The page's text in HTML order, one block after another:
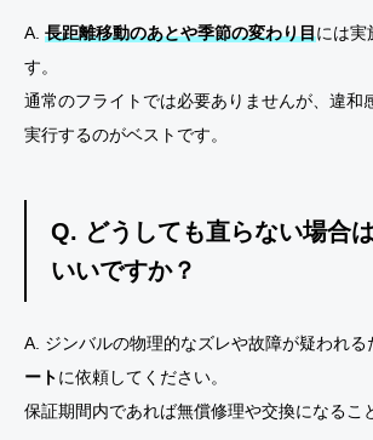
A. 長距離移動のあとや季節の変わり目には実
す。
通常のフライトでは必要ありませんが、違和
実行するのがベストです。
Q. どうしても直らない場合
いいですか？
A. ジンバルの物理的なズレや故障が疑われる
ートに依頼してください。
保証期間内であれば無償修理や交換になるこ